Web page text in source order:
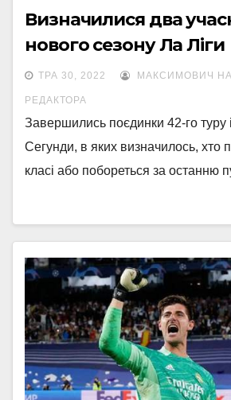
Визначилися два
нового сезону Ла Ліги
ТРА 30, 2022 МАКСИМОВИЧ
РЕДАКТОРА
Завершились поєдинки 42-го туру
Сегунди, в яких визначилось, хто
класі або побореться за останню